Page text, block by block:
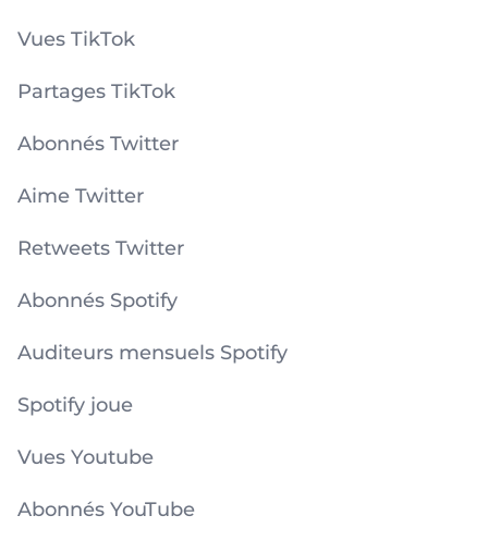
Vues TikTok
Partages TikTok
Abonnés Twitter
Aime Twitter
Retweets Twitter
Abonnés Spotify
Auditeurs mensuels Spotify
Spotify joue
Vues Youtube
Abonnés YouTube